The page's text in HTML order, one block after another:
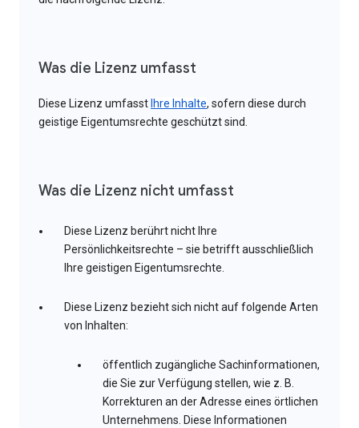
Was die Lizenz umfasst
Diese Lizenz umfasst Ihre Inhalte, sofern diese durch
geistige Eigentumsrechte geschützt sind.
Was die Lizenz nicht umfasst
Diese Lizenz berührt nicht Ihre
Persönlichkeitsrechte – sie betrifft ausschließlich
Ihre geistigen Eigentumsrechte.
Diese Lizenz bezieht sich nicht auf folgende Arten
von Inhalten:
öffentlich zugängliche Sachinformationen,
die Sie zur Verfügung stellen, wie z. B.
Korrekturen an der Adresse eines örtlichen
Unternehmens. Diese Informationen